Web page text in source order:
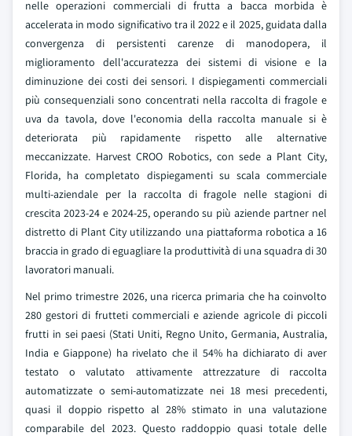
nelle operazioni commerciali di frutta a bacca morbida è
accelerata in modo significativo tra il 2022 e il 2025, guidata dalla
convergenza di persistenti carenze di manodopera, il
miglioramento dell'accuratezza dei sistemi di visione e la
diminuzione dei costi dei sensori. I dispiegamenti commerciali
più consequenziali sono concentrati nella raccolta di fragole e
uva da tavola, dove l'economia della raccolta manuale si è
deteriorata più rapidamente rispetto alle alternative
meccanizzate. Harvest CROO Robotics, con sede a Plant City,
Florida, ha completato dispiegamenti su scala commerciale
multi-aziendale per la raccolta di fragole nelle stagioni di
crescita 2023-24 e 2024-25, operando su più aziende partner nel
distretto di Plant City utilizzando una piattaforma robotica a 16
braccia in grado di eguagliare la produttività di una squadra di 30
lavoratori manuali.
Nel primo trimestre 2026, una ricerca primaria che ha coinvolto
280 gestori di frutteti commerciali e aziende agricole di piccoli
frutti in sei paesi (Stati Uniti, Regno Unito, Germania, Australia,
India e Giappone) ha rivelato che il 54% ha dichiarato di aver
testato o valutato attivamente attrezzature di raccolta
automatizzate o semi-automatizzate nei 18 mesi precedenti,
quasi il doppio rispetto al 28% stimato in una valutazione
comparabile del 2023. Questo raddoppio quasi totale delle